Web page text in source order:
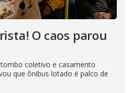
O caos parou
coletivo e casamento
que ônibus lotado é palco de